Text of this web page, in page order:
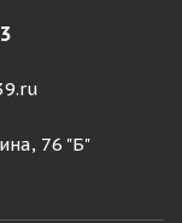
76 "Б"